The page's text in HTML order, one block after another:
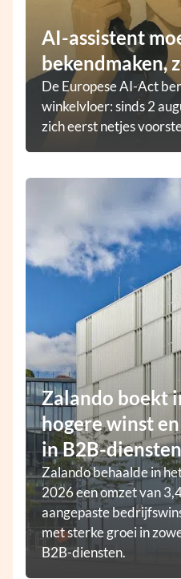
AI-assistent
bekendmaken,
De Europese AI-Act
winkelvloer: sinds 2
zich eerst netjes
Zalando boekt
hogere winst
in B2B-diensten
Zalando behaalde in
2026 een omzet van
aangepaste
met sterke groei in
B2B-diensten.